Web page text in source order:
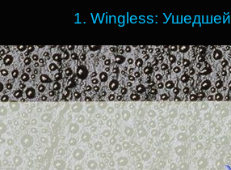
1. Wingless: Ушедшей